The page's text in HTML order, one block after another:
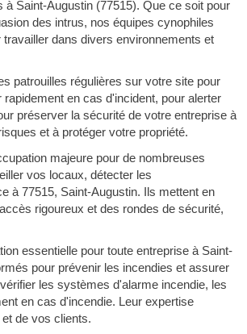
Saint-Augustin (77515). Que ce soit pour
des intrus, nos équipes cynophiles
dans divers environnements et
patrouilles régulières sur votre site pour
en cas d'incident, pour alerter
préserver la sécurité de votre entreprise à
et à protéger votre propriété.
majeure pour de nombreuses
vos locaux, détecter les
à 77515, Saint-Augustin. Ils mettent en
rigoureux et des rondes de sécurité,
essentielle pour toute entreprise à Saint-
pour prévenir les incendies et assurer
les systèmes d'alarme incendie, les
en cas d'incendie. Leur expertise
de vos clients.